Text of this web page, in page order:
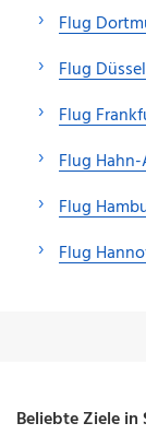
Flug
Flug
Flug
Flug
Flug
Flug
Beliebte Ziele in